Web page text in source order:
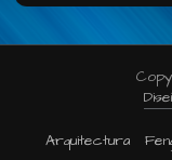
Arquitectura